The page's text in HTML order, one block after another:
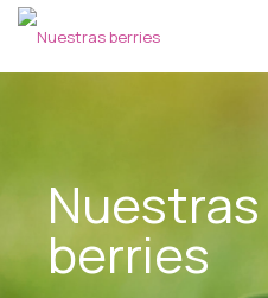
Nuestras
berries